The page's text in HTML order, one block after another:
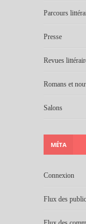
Parcours
Presse
Revues
Romans et
Salons
MÉTA
Connexion
Flux des